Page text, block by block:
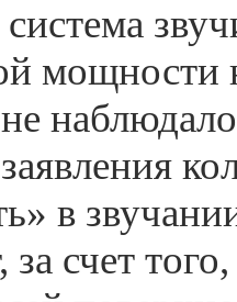
мощности
в
за счет